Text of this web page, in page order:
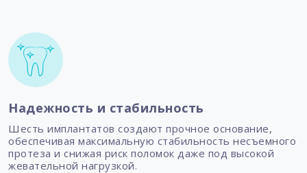
Надежность и стабильность
Шесть имплантатов создают прочное основание,
обеспечивая максимальную стабильность несъемного
протеза и снижая риск поломок даже под высокой
жевательной нагрузкой.